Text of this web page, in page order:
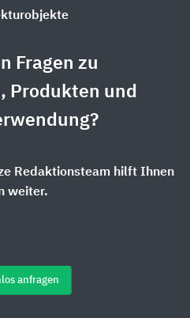
Fragen zu
Produkten und
Redaktionsteam hilft Ihnen
weiter.
anfragen